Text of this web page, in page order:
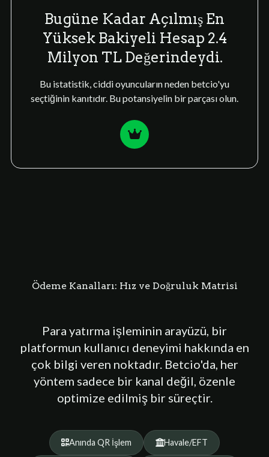
Bugüne Kadar Açılmış En
Yüksek Bakiyeli Hesap 2.4
Milyon TL Değerindeydi.
Bu istatistik, ciddi oyuncuların neden betcio'yu
seçtiğinin kanıtıdır. Bu potansiyelin bir parçası olun.
Ödeme Kanalları: Hız ve Doğruluk Matrisi
Para yatırma işleminin arayüzü, bir
platformun kullanıcı deneyimi hakkında en
çok bilgi veren noktadır. Betcio'da, her
yöntem sadece bir kanal değil, özenle
optimize edilmiş bir süreçtir.
Anında QR İşlem Havale/EFT